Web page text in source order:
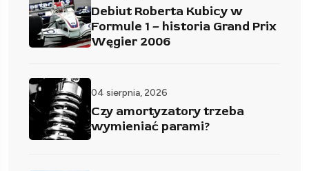
Debiut Roberta Kubicy w
Formule 1 – historia Grand Prix
Węgier 2006
04 sierpnia, 2026
Czy amortyzatory trzeba
wymieniać parami?